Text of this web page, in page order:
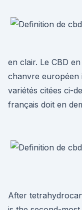
en clair. Le CBD
chanvre européen
variétés citées ci-
français doit en
After